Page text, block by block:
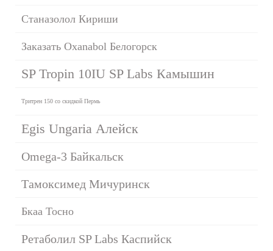
Станазолол Кириши
Заказать Oxanabol Белогорск
SP Tropin 10IU SP Labs Камышин
Тритрен 150 со скидкой Пермь
Egis Ungaria Алейск
Omega-3 Байкальск
Тамоксимед Мичуринск
Бкаа Тосно
Ретаболил SP Labs Каспийск